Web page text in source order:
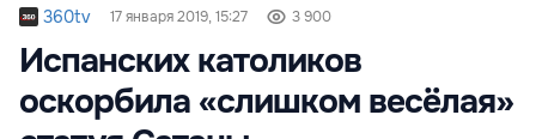
360tv 17 января 2019, 15:27 3 900
Испанских католиков
оскорбила «слишком весёлая»